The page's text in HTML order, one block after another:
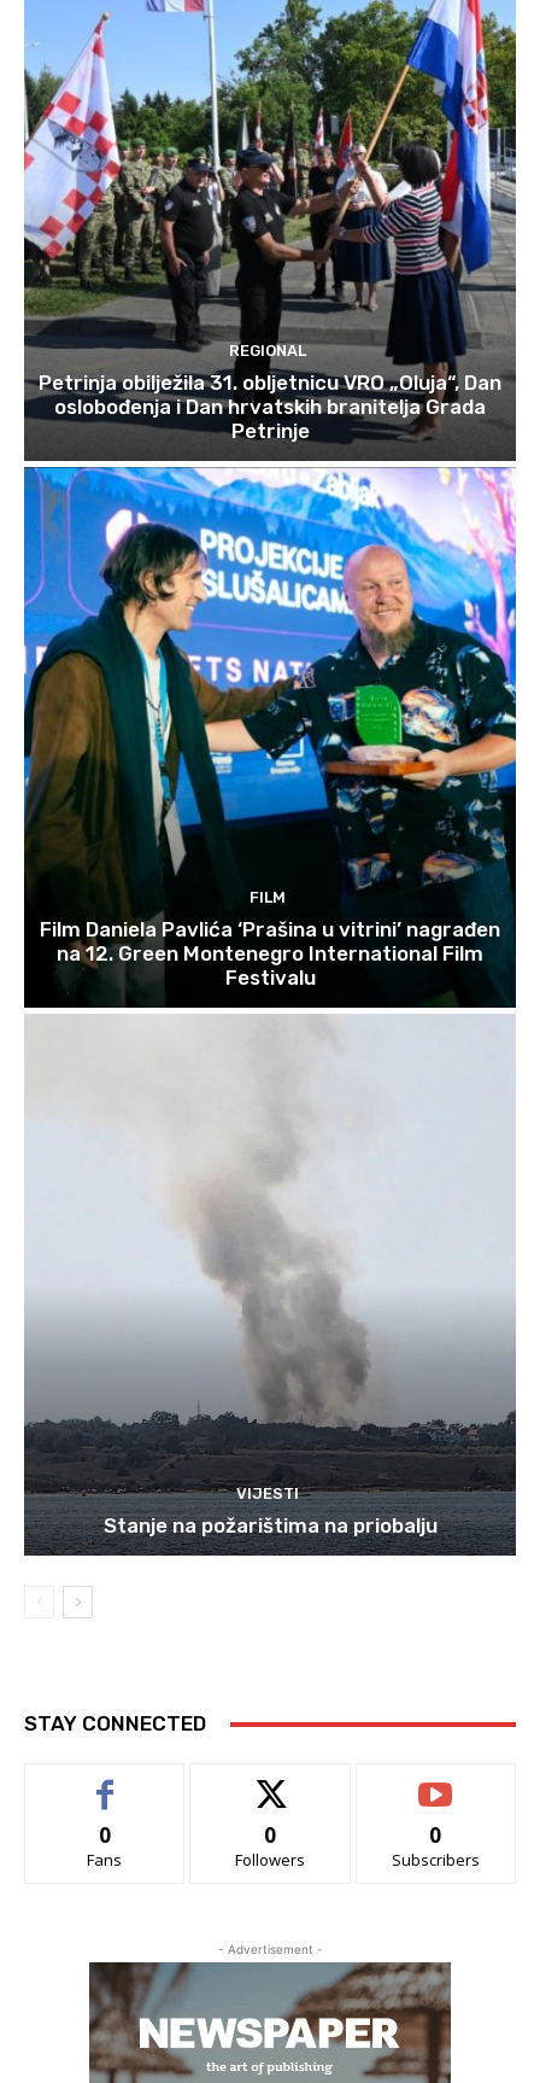
REGIONAL
Petrinja obilježila 31. obljetnicu VRO „Oluja“, Dan
oslobođenja i Dan hrvatskih branitelja Grada
Petrinje
FILM
Film Daniela Pavlića ‘Prašina u vitrini’ nagrađen
na 12. Green Montenegro International Film
Festivalu
VIJESTI
Stanje na požarištima na priobalju
STAY CONNECTED
0
Fans
0
Followers
0
Subscribers
- Advertisement -